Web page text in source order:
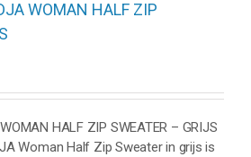
WOMAN HALF ZIP
HALF ZIP SWEATER – GRIJS
Woman Half Zip Sweater in grijs is